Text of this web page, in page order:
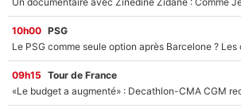
10h00 PSG
09h15 Tour de France